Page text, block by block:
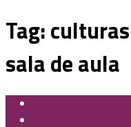
Tag:
sala de aula